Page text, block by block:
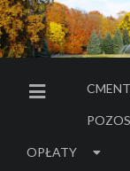
MENU BOCZNE
OPŁATY